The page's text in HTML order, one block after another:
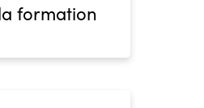
formation